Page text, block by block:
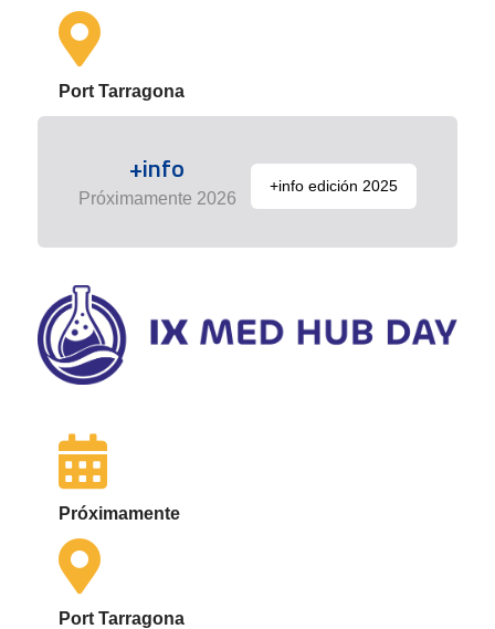
Port Tarragona
+info
Próximamente 2026
+info edición 2025
Próximamente
Port Tarragona